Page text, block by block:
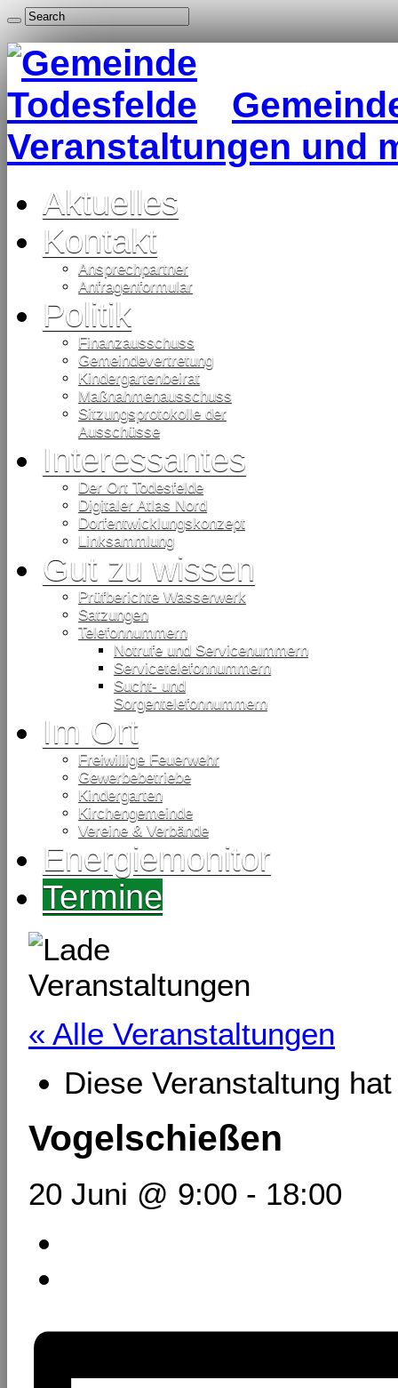
Veranstaltungen und
Aktuelles
Kontakt
Ansprechpartner
Anfragenformular
Politik
Finanzausschuss
Gemeindevertretung
Kindergartenbeirat
Maßnahmenausschuss
Sitzungsprotokolle der
Ausschüsse
Interessantes
Der Ort Todesfelde
Digitaler Atlas Nord
Dorfentwicklungskonzept
Linksammlung
Gut zu wissen
Prüfberichte Wasserwerk
Satzungen
Telefonnummern
Notrufe und Servicenummern
Servicetelefonnummern
Sucht- und
Sorgentelefonnummern
Im Ort
Freiwillige Feuerwehr
Gewerbebetriebe
Kindergarten
Kirchengemeinde
Vereine & Verbände
Energiemonitor
Termine
« Alle Veranstaltungen
Diese Veranstaltung
Vogelschießen
20 Juni @ 9:00 - 18:00